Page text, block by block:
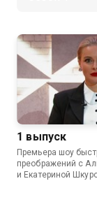
1 выпуск
Премьера шоу
преображений с
и Екатериной